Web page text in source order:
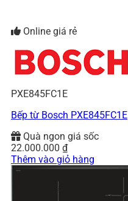
Online giá rẻ
PXE845FC1E
Bếp từ Bosch PXE845FC1E
Quà ngon giá sốc
22.000.000 ₫
Thêm vào giỏ hàng